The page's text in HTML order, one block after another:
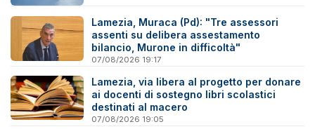
Lamezia, Muraca (Pd): "Tre assessori
assenti su delibera assestamento
bilancio, Murone in difficoltà"
07/08/2026 19:17
Lamezia, via libera al progetto per donare
ai docenti di sostegno libri scolastici
destinati al macero
07/08/2026 19:05